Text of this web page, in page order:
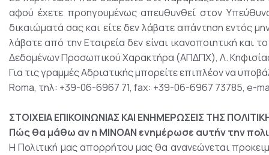
αφού έχετε προηγουμένως απευθυνθεί στον
δικαιώματά σας και είτε δεν λάβατε απάντηση εντός
λάβατε από την Εταιρεία δεν είναι ικανοποιητική και
Δεδομένων Προσωπικού Χαρακτήρα (ΑΠΔΠΧ), Λ.
Για τις γραμμές Αδριατικής μπορείτε επιπλέον να
Roma, τηλ: +39-06-6967 71, fax: +39-06-6967 73785, e-
ΣΤΟΙΧΕΙΑ ΕΠΙΚΟΙΝΩΝΙΑΣ ΚΑΙ ΕΝΗΜΕΡΩΣΕΙΣ ΤΗΣ
Πώς θα μάθω αν η MINOAN ενημέρωσε αυτήν την
Η Πολιτική μας απορρήτου μας θα ανανεώνεται